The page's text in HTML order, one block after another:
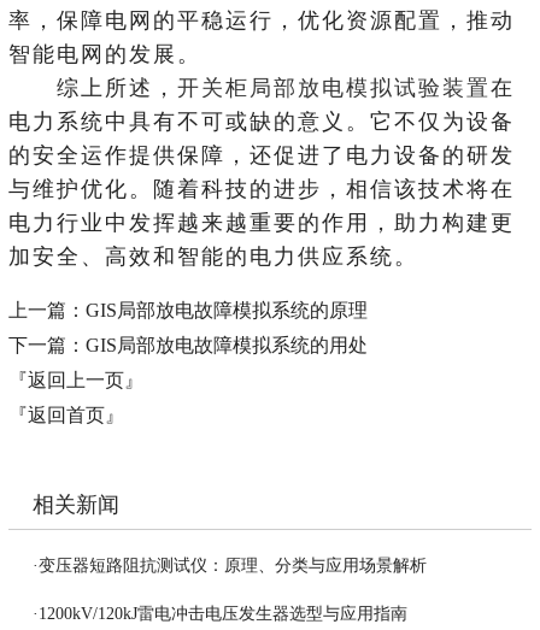
率，保障电网的平稳运行，优化资源配置，推动
智能电网的发展。
综上所述， 开关柜局部放电模拟试验装置在
电力系统中具有不可或缺的意义。它不仅为设备
的安全运作提供保障，还促进了电力设备的研发
与维护优化。随着科技的进步，相信该技术将在
电力行业中发挥越来越重要的作用，助力构建更
加安全、高效和智能的电力供应系统。
上一篇： GIS局部放电故障模拟系统的原理
下一篇： GIS局部放电故障模拟系统的用处
『返回上一页』
『返回首页』
相关新闻
·变压器短路阻抗测试仪：原理、分类与应用场景解析
· 1200kV/120kJ雷电冲击电压发生器选型与应用指南